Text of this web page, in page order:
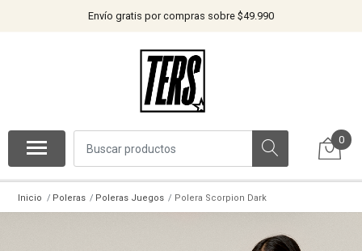
Envío gratis por compras sobre $49.990
0
Inicio Poleras Poleras Juegos Polera Scorpion Dark